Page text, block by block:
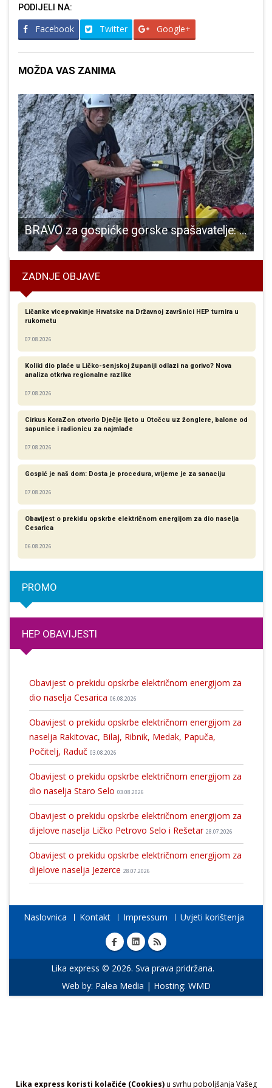
Lika express koristi kolačiće (Cookies)u svrhu poboljšanja Vašeg
PODIJELI NA:
Facebook Twitter Google+
MOŽDA VAS ZANIMA
BRAVO za gospićke gorske spašavatelje: spašena penjačica s Bačića kuka
ZADNJE OBJAVE
Ličanke viceprvakinje Hrvatske na Državnoj završnici HEP turnira u
rukometu
07.08.2026
Koliki dio plaće u Ličko-senjskoj županiji odlazi na gorivo? Nova
analiza otkriva regionalne razlike​
07.08.2026
Cirkus KoraZon otvorio Dječje ljeto u Otočcu uz žonglere, balone od
sapunice i radionicu za najmlađe
07.08.2026
Gospić je naš dom: Dosta je procedura, vrijeme je za sanaciju
07.08.2026
Obavijest o prekidu opskrbe električnom energijom za dio naselja
Cesarica
06.08.2026
PROMO
HEP OBAVIJESTI
Obavijest o prekidu opskrbe električnom energijom za
dio naselja Cesarica 06.08.2026
Obavijest o prekidu opskrbe električnom energijom za
naselja Rakitovac, Bilaj, Ribnik, Medak, Papuča,
Počitelj, Raduč 03.08.2026
Obavijest o prekidu opskrbe električnom energijom za
dio naselja Staro Selo 03.08.2026
Obavijest o prekidu opskrbe električnom energijom za
dijelove naselja Ličko Petrovo Selo i Rešetar 28.07.2026
Obavijest o prekidu opskrbe električnom energijom za
dijelove naselja Jezerce 28.07.2026
Naslovnica Kontakt Impressum Uvjeti korištenja
Lika express © 2026. Sva prava pridržana.
Web by: Palea Media | Hosting: WMD